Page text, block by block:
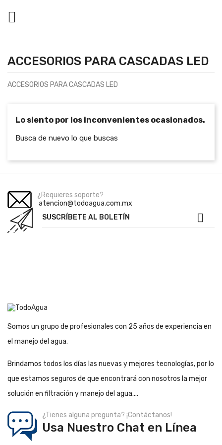

ACCESORIOS PARA CASCADAS LED
ACCESORIOS PARA CASCADAS LED
Lo siento por los inconvenientes ocasionados.
Busca de nuevo lo que buscas
¿Requieres soporte?
atencion@todoagua.com.mx
SUSCRÍBETE AL BOLETÍN

Somos un grupo de profesionales con 25 años de experiencia en
el manejo del agua.
Brindamos todos los días las nuevas y mejores tecnologías, por lo
que estamos seguros de que encontrará con nosotros la mejor
solución en filtración y manejo del agua....
¿Tienes alguna pregunta? ¡Contáctanos!
Usa Nuestro Chat en Línea